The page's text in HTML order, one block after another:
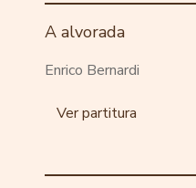
A alvorada
Enrico Bernardi
Ver partitura